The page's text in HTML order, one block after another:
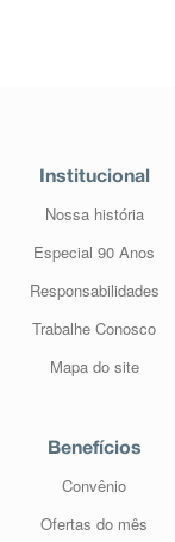
Institucional
Nossa história
Especial 90 Anos
Responsabilidades
Trabalhe Conosco
Mapa do site
Benefícios
Convênio
Ofertas do mês